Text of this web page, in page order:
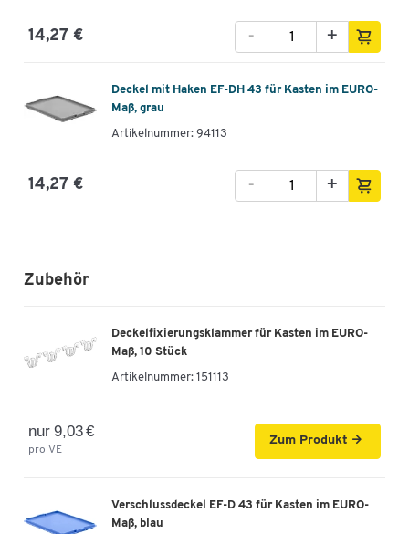
14,27 € +
-
Deckel mit Haken EF-DH 43 für Kasten im EURO-
Maß, grau
Artikelnummer: 94113
14,27 € +
-
Zubehör
Deckelfixierungsklammer für Kasten im EURO-
Maß, 10 Stück
Artikelnummer: 151113
nur 9,03 €
pro VE
Zum Produkt
Verschlussdeckel EF-D 43 für Kasten im EURO-
Maß, blau